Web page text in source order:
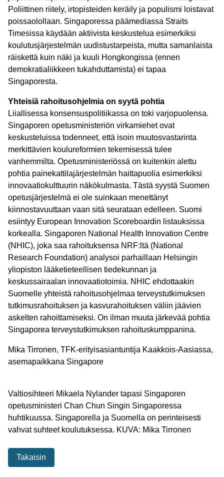
Poliittinen riitely, irtopisteiden keräily ja populismi loistavat
poissaolollaan. Singaporessa päämediassa Straits
Timesissa käydään aktiivista keskustelua esimerkiksi
koulutusjärjestelmän uudistustarpeista, mutta samanlaista
räiskettä kuin näki ja kuuli Hongkongissa (ennen
demokratialiikkeen tukahduttamista) ei tapaa
Singaporesta.
Yhteisiä rahoitusohjelmia on syytä pohtia
Liiallisessa konsensuspolitiikassa on toki varjopuolensa.
Singaporen opetusministeriön virkamiehet ovat
keskusteluissa todenneet, että isoin muutosvastarinta
merkittävien koulureformien tekemisessä tulee
vanhemmilta. Opetusministeriössä on kuitenkin alettu
pohtia painekattilajärjestelmän haittapuolia esimerkiksi
innovaatiokulttuurin näkökulmasta. Tästä syystä Suomen
opetusjärjestelmä ei ole suinkaan menettänyt
kiinnostavuuttaan vaan sitä seurataan edelleen. Suomi
esiintyy European Innovation Scoreboardin listauksissa
korkealla. Singaporen National Health Innovation Centre
(NHIC), joka saa rahoituksensa NRF:ltä (National
Research Foundation) analysoi parhaillaan Helsingin
yliopiston lääketieteellisen tiedekunnan ja
keskussairaalan innovaatiotoimia. NHIC ehdottaakin
Suomelle yhteistä rahoitusohjelmaa terveystutkimuksen
tutkimusrahoituksen ja kasvurahoituksen väliin jäävien
askelten rahoittamiseksi. On ilman muuta järkevää pohtia
Singaporea terveystutkimuksen rahoituskumppanina.
Mika Tirronen, TFK-erityisasiantuntija Kaakkois-Aasiassa,
asemapaikkana Singapore
Valtiosihteeri Mikaela Nylander tapasi Singaporen
opetusministeri Chan Chun Singin Singaporessa
huhtikuussa. Singaporella ja Suomella on perinteisesti
vahvat suhteet koulutuksessa. KUVA: Mika Tirronen
Takaisin